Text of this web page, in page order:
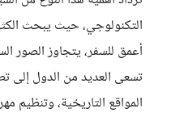
التكنولوجي، حيث يبحث
أعمق للسفر، يتجاوز الصور
تسعى العديد من الدول إلى
المواقع التاريخية، وتنظيم